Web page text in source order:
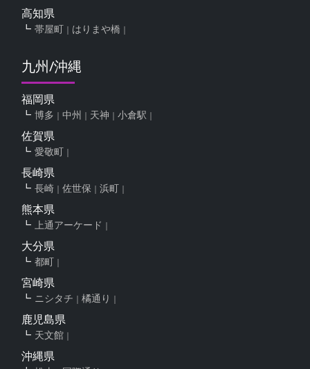
高知県
帯屋町 はりまや橋
九州/沖縄
福岡県
博多 中州 天神 小倉駅
佐賀県
愛敬町
長崎県
長崎 佐世保 浜町
熊本県
上通アーケード
大分県
都町
宮崎県
ニシタチ 橘通り
鹿児島県
天文館
沖縄県